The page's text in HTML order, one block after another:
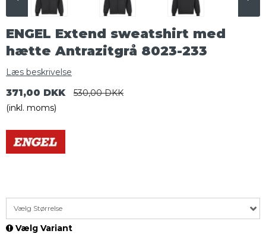
ENGEL Extend sweatshirt med
hætte Antrazitgrå 8023-233
Læs beskrivelse
371,00 DKK
530,00 DKK
(inkl. moms)
Vælg Størrelse
Vælg Variant